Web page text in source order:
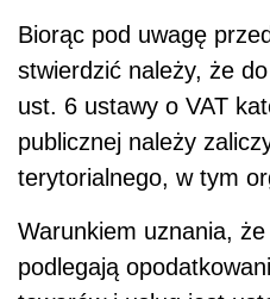
Biorąc pod uwagę
stwierdzić należy, że
ust. 6 ustawy o VAT
publicznej należy
terytorialnego, w tym
Warunkiem uznania, że
podlegają